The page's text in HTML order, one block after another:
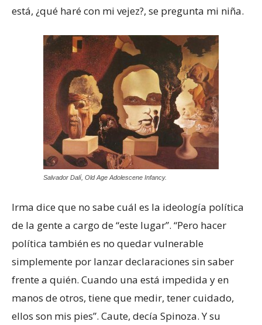
está, ¿qué haré con mi vejez?, se pregunta mi niña.
Salvador Dalí, Old Age Adolescene Infancy.
Irma dice que no sabe cuál es la ideología política
de la gente a cargo de “este lugar”. “Pero hacer
política también es no quedar vulnerable
simplemente por lanzar declaraciones sin saber
frente a quién. Cuando una está impedida y en
manos de otros, tiene que medir, tener cuidado,
ellos son mis pies”. Caute, decía Spinoza. Y su